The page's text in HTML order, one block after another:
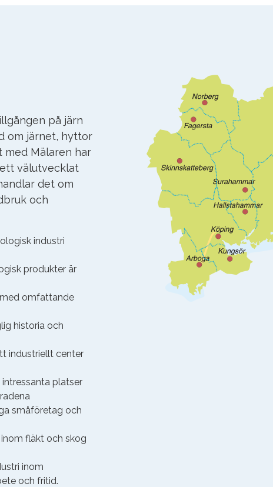
på järn
om järnet, hyttor
med Mälaren har
välutvecklat
det om
och
industri
produkter är
omfattande
historia och
industriellt center
platser
småföretag och
fläkt och skog
inom
och fritid.